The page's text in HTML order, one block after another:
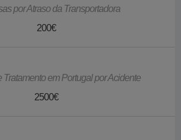
por Atraso da Transportadora
200€
Tratamento em Portugal por Acidente
2500€